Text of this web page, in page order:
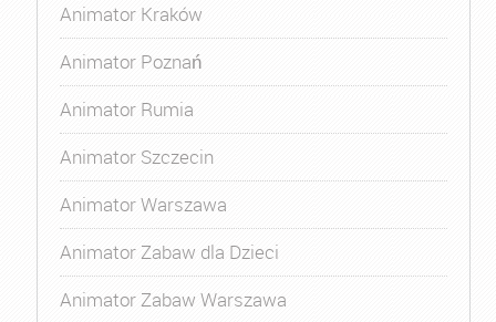
Animator Kraków
Animator Poznań
Animator Rumia
Animator Szczecin
Animator Warszawa
Animator Zabaw dla Dzieci
Animator Zabaw Warszawa